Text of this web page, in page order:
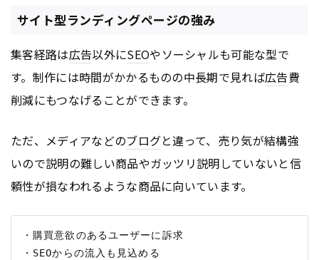
サイト型ランディングページの強み
集客経路は広告以外にSEOやソーシャルも可能な型で
す。制作には時間がかかるものの中長期で見れば広告費
削減にもつなげることができます。
ただ、メディアなどのブログと違って、売り気が結構強
いので説明の難しい商品やガッツリ説明していないと信
頼性が損なわれるような商品に向いています。
・購買意欲のあるユーザーに訴求
・SEOからの流入も見込める